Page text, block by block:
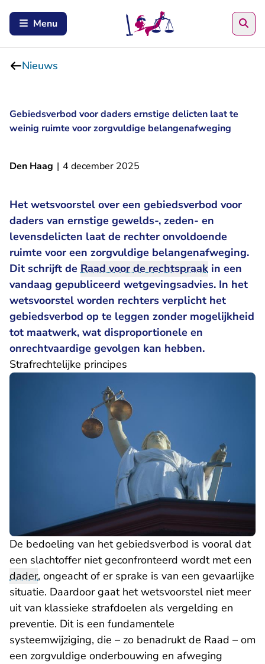
Menu
Nieuws
Gebiedsverbod voor daders ernstige delicten laat te
weinig ruimte voor zorgvuldige belangenafweging
Den Haag | 4 december 2025
Het wetsvoorstel over een gebiedsverbod voor
daders van ernstige gewelds-, zeden- en
levensdelicten laat de rechter onvoldoende
ruimte voor een zorgvuldige belangenafweging.
Dit schrijft de Raad voor de rechtspraak in een
vandaag gepubliceerd wetgevingsadvies. In het
wetsvoorstel worden rechters verplicht het
gebiedsverbod op te leggen zonder mogelijkheid
tot maatwerk, wat disproportionele en
onrechtvaardige gevolgen kan hebben.
Strafrechtelijke principes
De bedoeling van het gebiedsverbod is vooral dat
een slachtoffer niet geconfronteerd wordt met een
dader, ongeacht of er sprake is van een gevaarlijke
situatie. Daardoor gaat het wetsvoorstel niet meer
uit van klassieke strafdoelen als vergelding en
preventie. Dit is een fundamentele
systeemwijziging, die – zo benadrukt de Raad – om
een zorgvuldige onderbouwing en afweging